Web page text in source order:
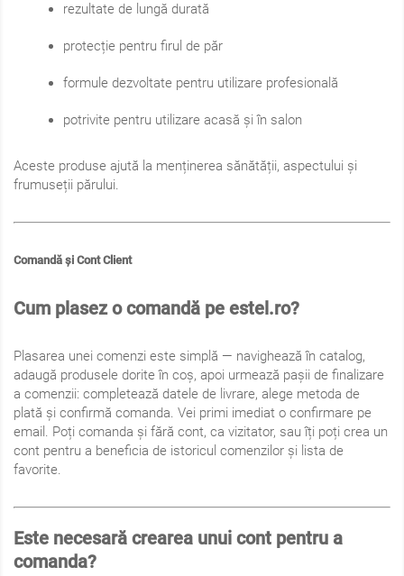
rezultate de lungă durată
protecție pentru firul de păr
formule dezvoltate pentru utilizare profesională
potrivite pentru utilizare acasă și în salon
Aceste produse ajută la menținerea sănătății, aspectului și
frumuseții părului.
Comandă și Cont Client
Cum plasez o comandă pe estel.ro?
Plasarea unei comenzi este simplă — navighează în catalog,
adaugă produsele dorite în coș, apoi urmează pașii de finalizare
a comenzii: completează datele de livrare, alege metoda de
plată și confirmă comanda. Vei primi imediat o confirmare pe
email. Poți comanda și fără cont, ca vizitator, sau îți poți crea un
cont pentru a beneficia de istoricul comenzilor și lista de
favorite.
Este necesară crearea unui cont pentru a
comanda?